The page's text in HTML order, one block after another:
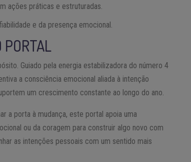
ações práticas e estruturadas.
e da presença emocional.
PORTAL
Guiado pela energia estabilizadora do número 4
a consciência emocional aliada à intenção
um crescimento constante ao longo do ano.
a porta à mudança, este portal apoia uma
ou da coragem para construir algo novo com
as intenções pessoais com um sentido mais